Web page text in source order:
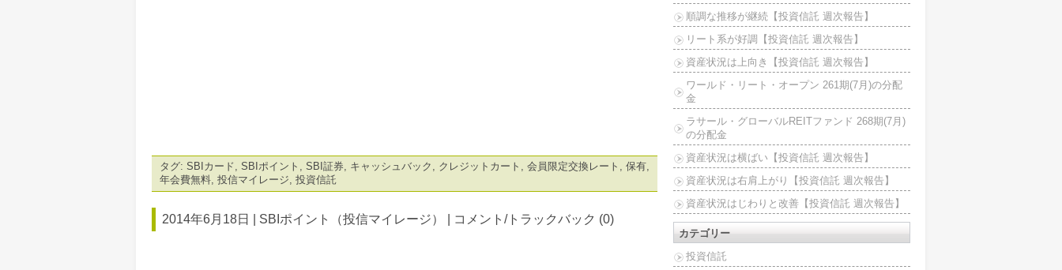
タグ: SBIカード, SBIポイント , SBI証券, キャッシュバック , クレジットカート , 会員限定交換レート , 保有,
年会費無料, 投信マイレージ, 投資信託
2014年6月18日 | SBIポイント（投信マイレージ） コメント/トラックバック (0)
順調な推移が継続【投資信託 週次報告】
リート系が好調【投資信託 週次報告】
資産状況は上向き【投資信託 週次報告】
ワールド・リート・オープン 261期(7月)の分配
金
ラサール・グローバルREITファンド 268期(7月)
の分配金
資産状況は横ばい【投資信託 週次報告】
資産状況は右肩上がり【投資信託 週次報告】
資産状況はじわりと改善【投資信託 週次報告】
カテゴリー
投資信託